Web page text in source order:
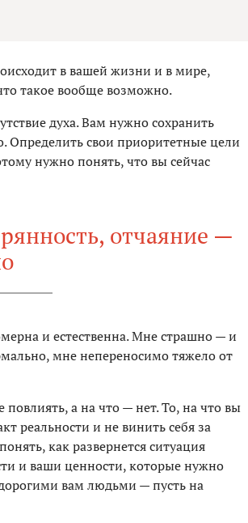
в вашей жизни и в мире,
такое вообще возможно.
духа. Вам нужно сохранить
Определить свои приоритетные цели
нужно понять, что вы сейчас
отчаяние —
и естественна. Мне страшно — и
мне непереносимо тяжело от
а на что — нет. То, на что вы
реальности и не винить себя за
как развернется ситуация
и ваши ценности, которые нужно
дорогими вам людьми — пусть на